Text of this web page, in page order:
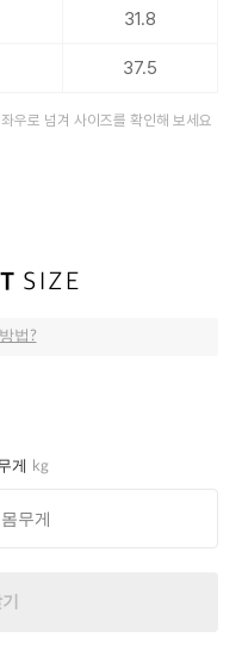
31.8
37.5
좌우로 넘겨 사이즈를 확인해 보세요